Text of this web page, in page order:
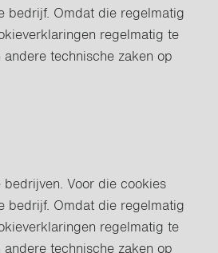
bedrijf. Omdat die regelmatig
regelmatig te
technische zaken op
Voor die cookies
bedrijf. Omdat die regelmatig
regelmatig te
technische zaken op